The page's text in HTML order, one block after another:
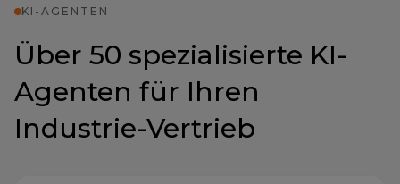
KI-AGENTEN
Über 50 spezialisierte KI-
Agenten für Ihren
Industrie-Vertrieb